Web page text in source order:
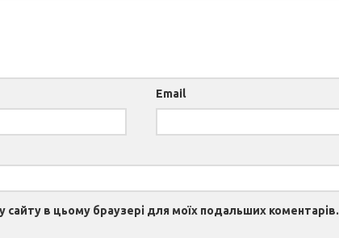
Email
в цьому браузері для моїх подальших коментарів.